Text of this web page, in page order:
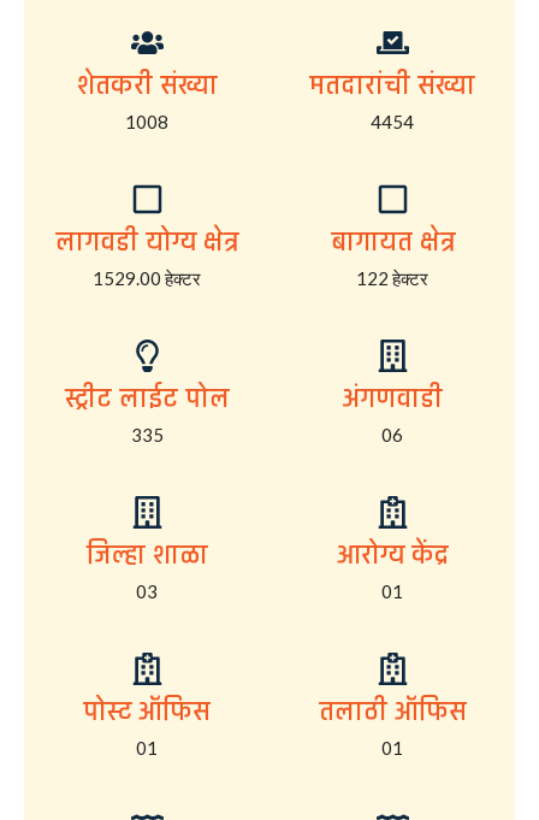
शेतकरी संख्या
1008
मतदारांची संख्या
4454
लागवडी योग्य क्षेत्र
1529.00 हेक्टर
बागायत क्षेत्र
122 हेक्टर
स्ट्रीट लाईट पोल
335
अंगणवाडी
06
जिल्हा शाळा
03
आरोग्य केंद्र
01
पोस्ट ऑफिस
01
तलाठी ऑफिस
01